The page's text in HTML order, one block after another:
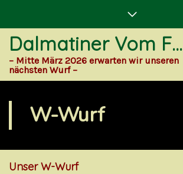
Dalmatiner Vom Forst Eichenhorst
– Mitte März 2026 erwarten wir unseren
nächsten Wurf –
W-Wurf
Unser W-Wurf